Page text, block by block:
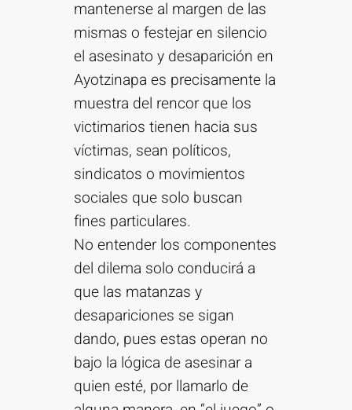
mantenerse al margen de las
mismas o festejar en silencio
el asesinato y desaparición en
Ayotzinapa es precisamente la
muestra del rencor que los
victimarios tienen hacia sus
víctimas, sean políticos,
sindicatos o movimientos
sociales que solo buscan
fines particulares.
No entender los componentes
del dilema solo conducirá a
que las matanzas y
desapariciones se sigan
dando, pues estas operan no
bajo la lógica de asesinar a
quien esté, por llamarlo de